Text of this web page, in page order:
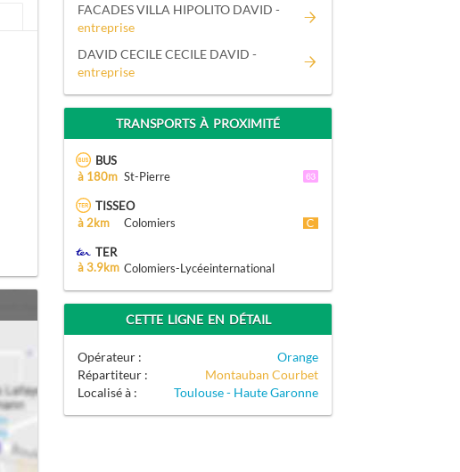
FACADES VILLA HIPOLITO DAVID -
entreprise
DAVID CECILE CECILE DAVID -
entreprise
TRANSPORTS À PROXIMITÉ
BUS
à 180m St-Pierre
TISSEO
à 2km
Colomiers
TER
à 3.9km Colomiers-Lycéeinternational
CETTE LIGNE EN DÉTAIL
Opérateur :
Orange
Répartiteur :
Montauban Courbet
Localisé à :
Toulouse - Haute Garonne